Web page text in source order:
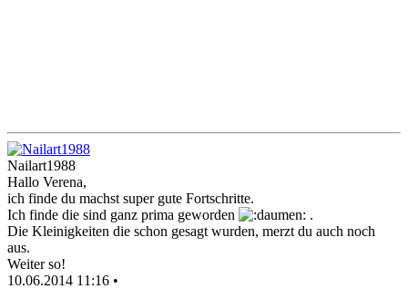
Nailart1988
Hallo Verena,
ich finde du machst super gute Fortschritte.
Ich finde die sind ganz prima geworden
.
Die Kleinigkeiten die schon gesagt wurden, merzt du auch noch
aus.
Weiter so!
10.06.2014 11:16 •